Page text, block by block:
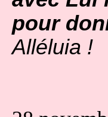
pour
Alléluia !